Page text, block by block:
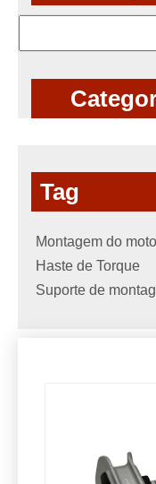
Tag
Montagem do
Haste de Torque
Suporte de